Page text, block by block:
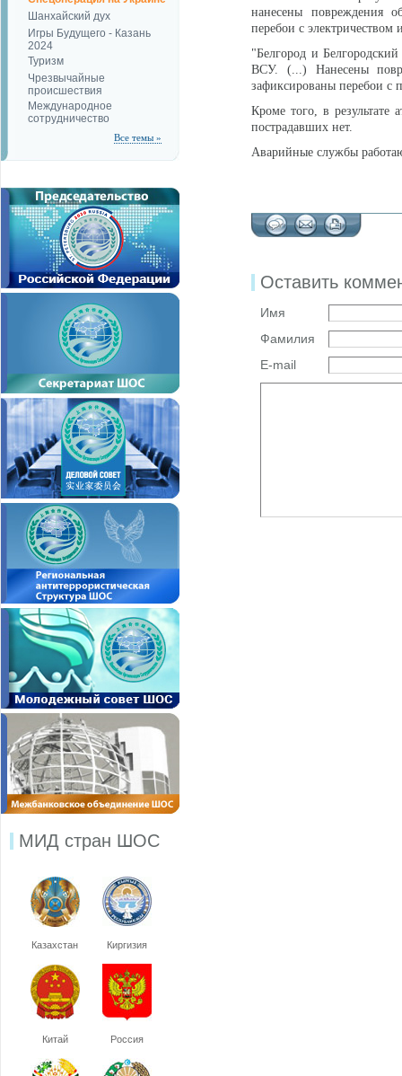
Шанхайский дух
Игры Будущего - Казань
2024
Туризм
Чрезвычайные
происшествия
Международное
сотрудничество
Все темы »
МИД стран ШОС
Казахстан Киргизия
Китай Россия
нанесены повреждения
перебои с
"Белгород и
ВСУ. (...) Нанесены
зафиксированы перебои с
Кроме того, в результате
пострадавших нет.
Аварийные службы
Оставить
Имя
Фамилия
E-mail